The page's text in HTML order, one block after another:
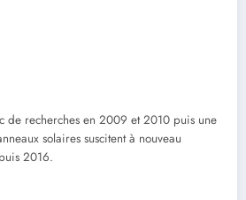
de recherches en 2009 et 2010 puis une
solaires suscitent à nouveau
2016.